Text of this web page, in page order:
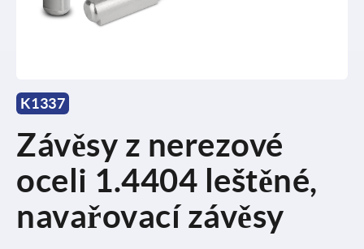
K1337
Závěsy z nerezové
oceli 1.4404 leštěné,
navařovací závěsy